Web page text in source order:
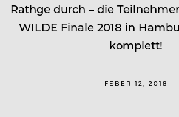
Rathge durch – die
WILDE Finale 2018 in
komplett!
FEBER 12, 2018